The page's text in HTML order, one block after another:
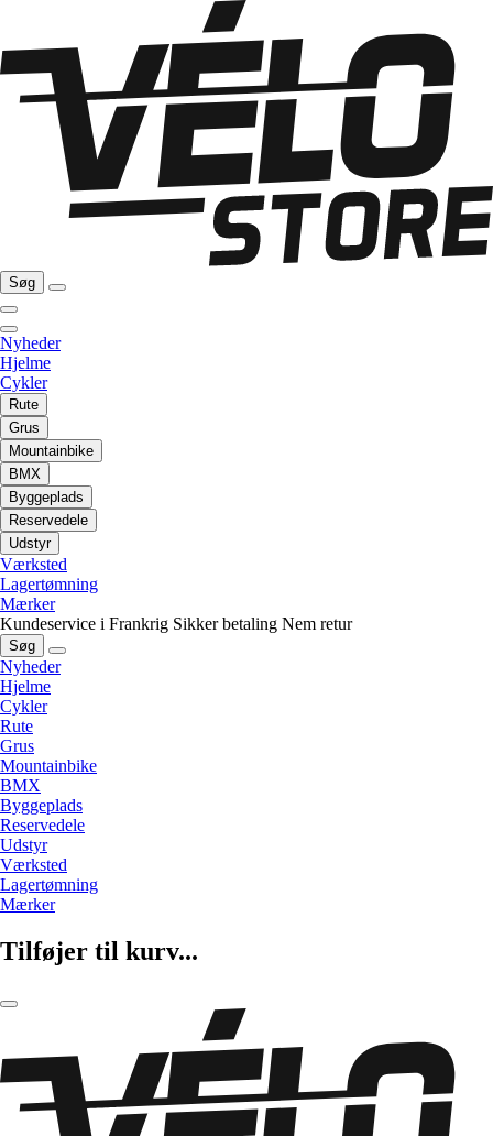
Søg
Nyheder
Hjelme
Cykler
Rute
Grus
Mountainbike
BMX
Byggeplads
Reservedele
Udstyr
Værksted
Lagertømning
Mærker
Kundeservice i Frankrig Sikker betaling Nem retur
Søg
Nyheder
Hjelme
Cykler
Rute
Grus
Mountainbike
BMX
Byggeplads
Reservedele
Udstyr
Værksted
Lagertømning
Mærker
Tilføjer til kurv...